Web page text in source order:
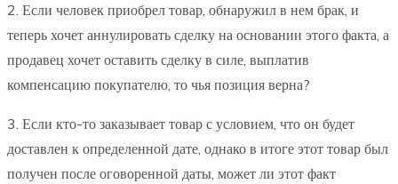
2. Если человек приобрел товар, обнаружил в нем брак, и
теперь хочет аннулировать сделку на основании этого факта, а
продавец хочет оставить сделку в силе, выплатив
компенсацию покупателю, то чья позиция верна?
3. Если кто-то заказывает товар с условием, что он будет
доставлен к определенной дате, однако в итоге этот товар был
получен после оговоренной даты, может ли этот факт